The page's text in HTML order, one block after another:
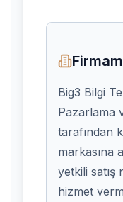
Big3 Bilgi
Pazarlama
tarafından
markasına
yetkili satış
hizmet